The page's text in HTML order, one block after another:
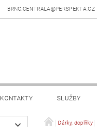
BRNO.CENTRALA@PERSPEKTA.CZ
KONTAKTY SLUŽBY
Dárky, doplňky